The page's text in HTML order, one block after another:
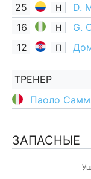
25
Н D.
16 Н G.
12 П
ТРЕНЕР
Паоло
ЗАПАСНЫЕ